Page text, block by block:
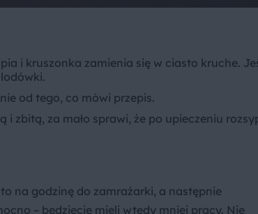
i kruszonka zamienia się w ciasto kruche.
od tego, co mówi przepis.
i zbitą, za mało sprawi, że po upieczeniu
na godzinę do zamrażarki, a następnie
– będziecie mieli wtedy mniej pracy. Nie